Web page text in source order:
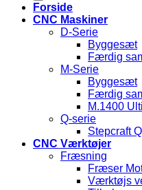
Forside
CNC Maskiner
D-Serie
Byggesæt
Færdig
M-Serie
Byggesæt
Færdig
M.1400
Q-serie
Stepcraft
CNC Værktøjer
Fræsning
Fræser
Værktøjs